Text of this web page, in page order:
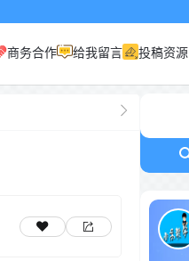
商务合作 给我留言 投稿资源